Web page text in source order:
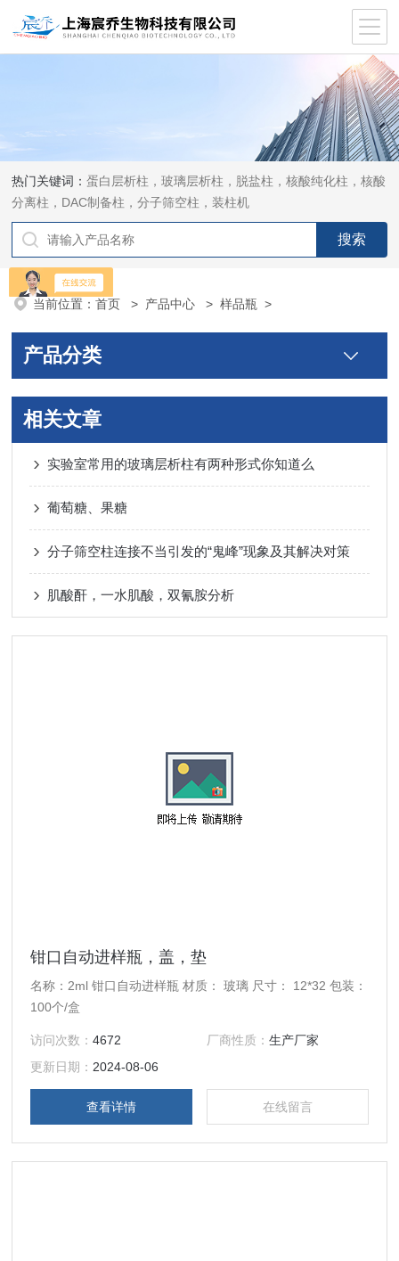
热门关键词：蛋白层析柱，玻璃层析柱，脱盐柱，核酸纯化柱，核酸
分离柱，DAC制备柱，分子筛空柱，装柱机
当前位置：首页 > 产品中心 >样品瓶 >
产品分类
相关文章
实验室常用的玻璃层析柱有两种形式你知道么
葡萄糖、果糖
分子筛空柱连接不当引发的“鬼峰”现象及其解决对策
肌酸酐，一水肌酸，双氰胺分析
钳口自动进样瓶，盖，垫
名称：2ml 钳口自动进样瓶 材质： 玻璃 尺寸： 12*32 包装：
100个/盒
访问次数：4672 厂商性质： 生产厂家
更新日期： 2024-08-06
查看详情 在线留言